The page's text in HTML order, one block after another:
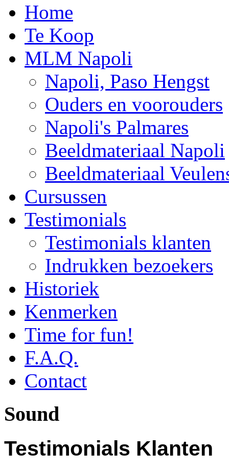
Home
Te Koop
MLM Napoli
Napoli, Paso Hengst
Ouders en voorouders
Napoli's Palmares
Beeldmateriaal Napoli
Beeldmateriaal
Cursussen
Testimonials
Testimonials klanten
Indrukken bezoekers
Historiek
Kenmerken
Time for fun!
F.A.Q.
Contact
Sound
Testimonials Klanten